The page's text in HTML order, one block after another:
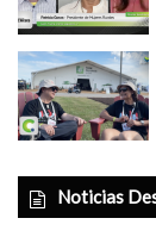
Noticias